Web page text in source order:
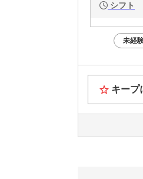
シフト
未経
キープ